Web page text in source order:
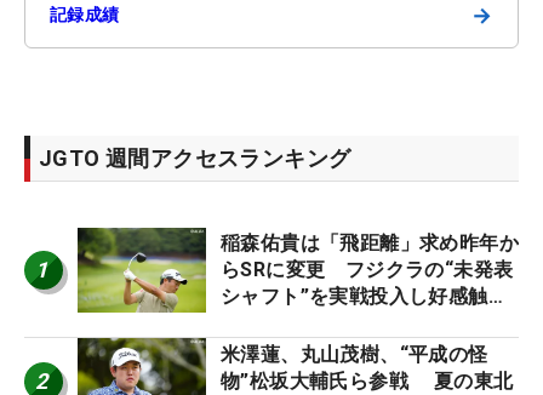
記録成績 →
JGTO 週間アクセスランキング
1
稲森佑貴は「飛距離」求め昨年か
らSRに変更 フジクラの“未発表
シャフト”を実戦投入し好感触
ーのヒトネタ！】
2
米澤蓮、丸山茂樹、“平成の怪
物”松坂大輔氏ら参戦 夏の東北